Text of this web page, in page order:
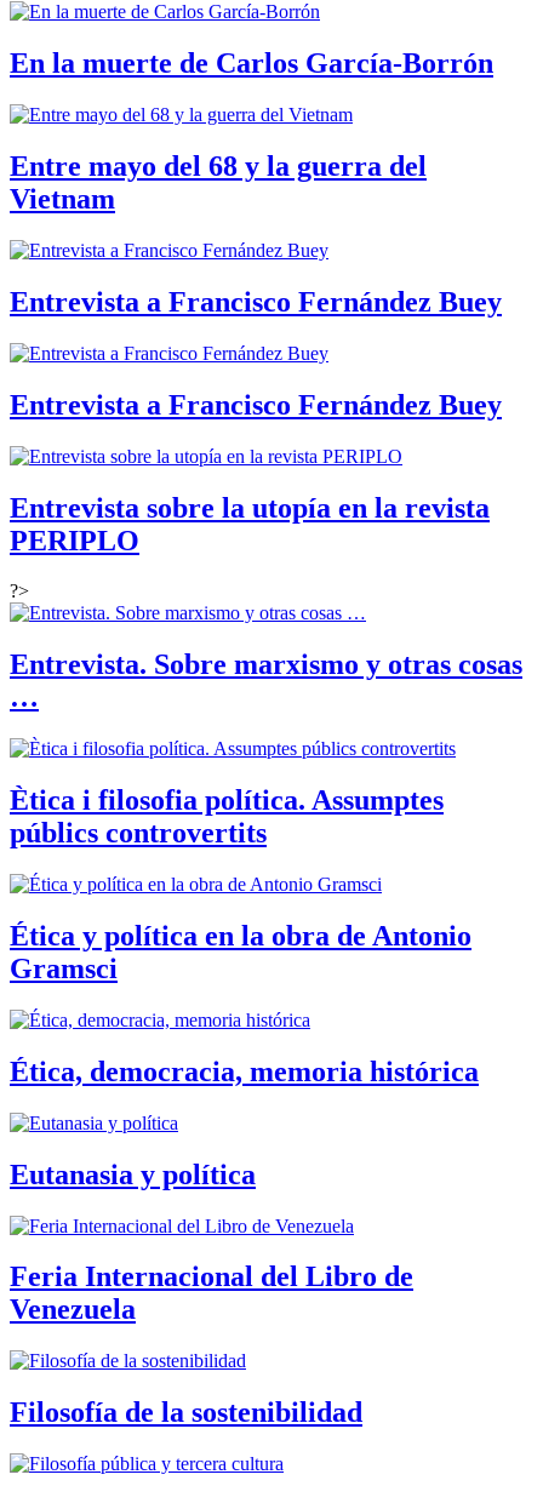
En la muerte de Carlos García-Borrón
Entre mayo del 68 y la guerra del
Vietnam
Entrevista a Francisco Fernández Buey
Entrevista a Francisco Fernández Buey
Entrevista sobre la utopía en la revista
PERIPLO
?>
Entrevista. Sobre marxismo y otras cosas
…
Ètica i filosofia política. Assumptes
públics controvertits
Ética y política en la obra de Antonio
Gramsci
Ética, democracia, memoria histórica
Eutanasia y política
Feria Internacional del Libro de
Venezuela
Filosofía de la sostenibilidad